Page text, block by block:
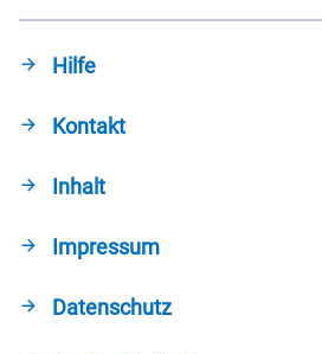
Hilfe
Kontakt
Inhalt
Impressum
Datenschutz